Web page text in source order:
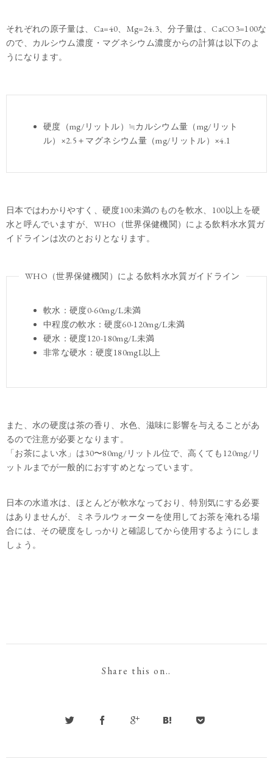
それぞれの原子量は、Ca=40、Mg=24.3、分子量は、CaCO3=100な
ので、カルシウム濃度・マグネシウム濃度からの計算は以下のよ
うになります。
硬度（mg/リットル）≒カルシウム量（mg/リット
ル）×2.5＋マグネシウム量（mg/リットル）×4.1
日本ではわかりやすく、硬度100未満のものを軟水、100以上を硬
水と呼んでいますが、WHO（世界保健機関）による飲料水水質ガ
イドラインは次のとおりとなります。
WHO（世界保健機関）による飲料水水質ガイドライン
軟水：硬度0-60mg/L未満
中程度の軟水：硬度60-120mg/L未満
硬水：硬度120-180mg/L未満
非常な硬水：硬度180mgL以上
また、水の硬度は茶の香り、水色、滋味に影響を与えることがあ
るので注意が必要となります。
「お茶によい水」は30〜80mg/リットル位で、高くても120mg/リ
ットルまでが一般的におすすめとなっています。
日本の水道水は、ほとんどが軟水なっており、特別気にする必要
はありませんが、ミネラルウォーターを使用してお茶を淹れる場
合には、その硬度をしっかりと確認してから使用するようにしま
しょう。
Share this on..